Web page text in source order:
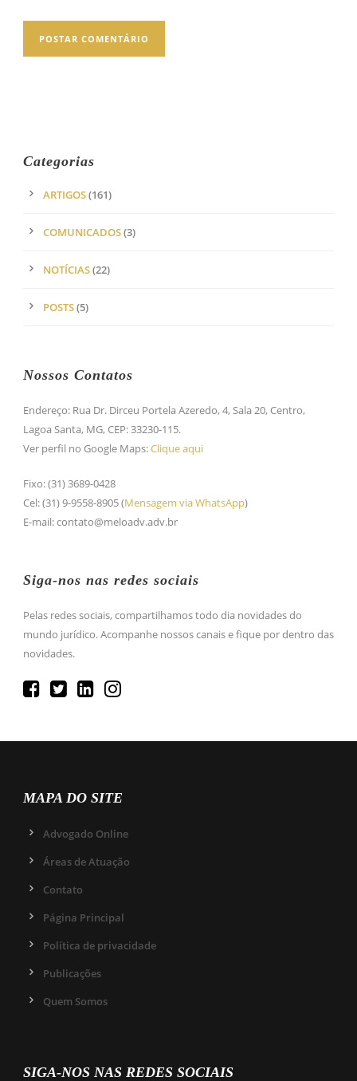
Categorias
ARTIGOS(161)
COMUNICADOS(3)
NOTÍCIAS(22)
POSTS(5)
Nossos Contatos
Endereço: Rua Dr. Dirceu Portela Azeredo, 4, Sala 20, Centro,
Lagoa Santa, MG, CEP: 33230-115.
Ver perfil no Google Maps:Clique aqui
Fixo: (31) 3689-0428
Cel: (31) 9-9558-8905 (Mensagem via WhatsApp)
E-mail: contato@meloadv.adv.br
Siga-nos nas redes sociais
Pelas redes sociais, compartilhamos todo dia novidades do
mundo jurídico. Acompanhe nossos canais e fique por dentro das
novidades.
MAPA DO SITE
Advogado Online
Áreas de Atuação
Contato
Página Principal
Política de privacidade
Publicações
Quem Somos
SIGA-NOS NAS REDES SOCIAIS